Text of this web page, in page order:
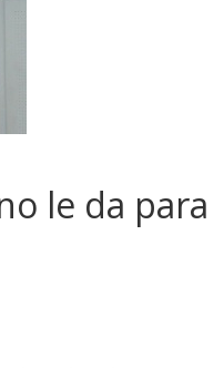
le da para